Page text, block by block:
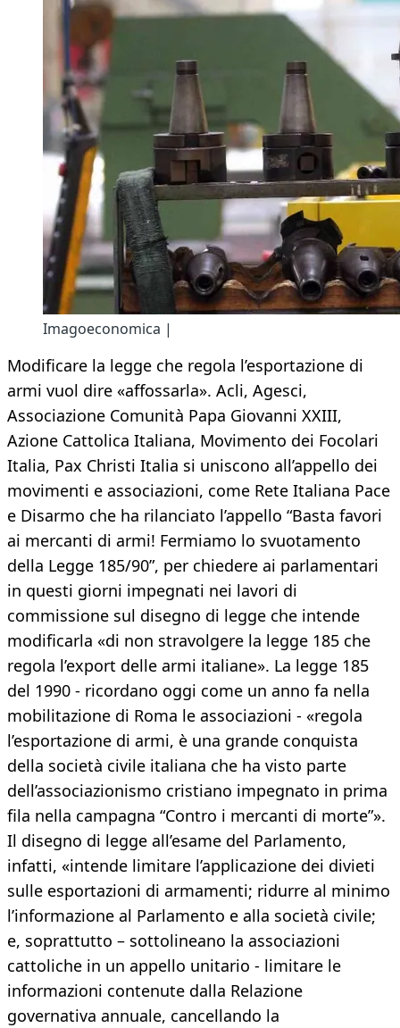
Imagoeconomica |
Modificare la legge che regola l’esportazione di
armi vuol dire «affossarla». Acli, Agesci,
Associazione Comunità Papa Giovanni XXIII,
Azione Cattolica Italiana, Movimento dei Focolari
Italia, Pax Christi Italia si uniscono all’appello dei
movimenti e associazioni, come Rete Italiana Pace
e Disarmo che ha rilanciato l’appello “Basta favori
ai mercanti di armi! Fermiamo lo svuotamento
della Legge 185/90”, per chiedere ai parlamentari
in questi giorni impegnati nei lavori di
commissione sul disegno di legge che intende
modificarla «di non stravolgere la legge 185 che
regola l’export delle armi italiane». La legge 185
del 1990 - ricordano oggi come un anno fa nella
mobilitazione di Roma le associazioni - «regola
l’esportazione di armi, è una grande conquista
della società civile italiana che ha visto parte
dell’associazionismo cristiano impegnato in prima
fila nella campagna “Contro i mercanti di morte”».
Il disegno di legge all’esame del Parlamento,
infatti, «intende limitare l’applicazione dei divieti
sulle esportazioni di armamenti; ridurre al minimo
l’informazione al Parlamento e alla società civile;
e, soprattutto – sottolineano la associazioni
cattoliche in un appello unitario - limitare le
informazioni contenute dalla Relazione
governativa annuale, cancellando la